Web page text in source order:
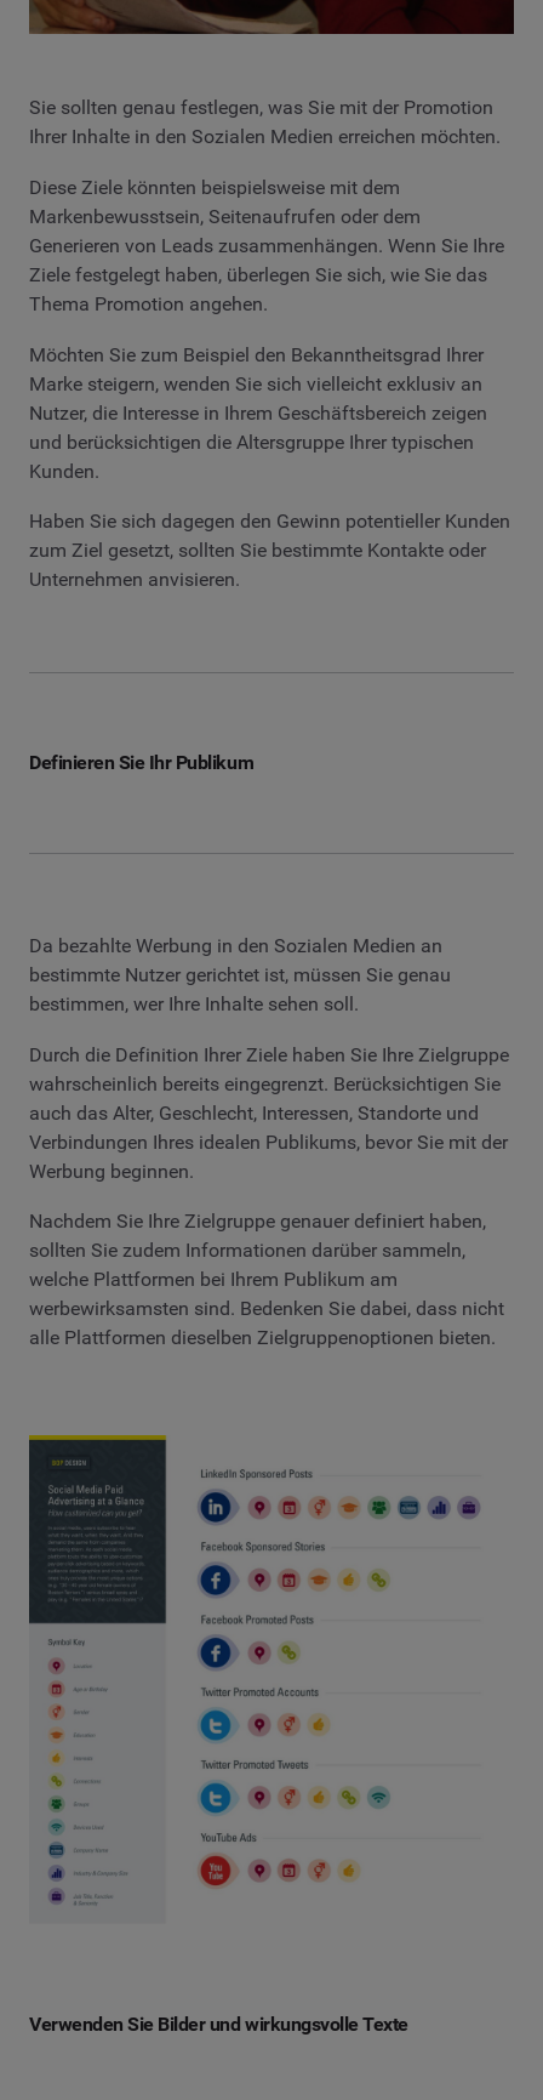
Sie sollten genau festlegen, was Sie mit der Promotion
Ihrer Inhalte in den Sozialen Medien erreichen möchten.
Diese Ziele könnten beispielsweise mit dem
Markenbewusstsein, Seitenaufrufen oder dem
Generieren von Leads zusammenhängen. Wenn Sie Ihre
Ziele festgelegt haben, überlegen Sie sich, wie Sie das
Thema Promotion angehen.
Möchten Sie zum Beispiel den Bekanntheitsgrad Ihrer
Marke steigern, wenden Sie sich vielleicht exklusiv an
Nutzer, die Interesse in Ihrem Geschäftsbereich zeigen
und berücksichtigen die Altersgruppe Ihrer typischen
Kunden.
Haben Sie sich dagegen den Gewinn potentieller Kunden
zum Ziel gesetzt, sollten Sie bestimmte Kontakte oder
Unternehmen anvisieren.
Definieren Sie Ihr Publikum
Da bezahlte Werbung in den Sozialen Medien an
bestimmte Nutzer gerichtet ist, müssen Sie genau
bestimmen, wer Ihre Inhalte sehen soll.
Durch die Definition Ihrer Ziele haben Sie Ihre Zielgruppe
wahrscheinlich bereits eingegrenzt. Berücksichtigen Sie
auch das Alter, Geschlecht, Interessen, Standorte und
Verbindungen Ihres idealen Publikums, bevor Sie mit der
Werbung beginnen.
Nachdem Sie Ihre Zielgruppe genauer definiert haben,
sollten Sie zudem Informationen darüber sammeln,
welche Plattformen bei Ihrem Publikum am
werbewirksamsten sind. Bedenken Sie dabei, dass nicht
alle Plattformen dieselben Zielgruppenoptionen bieten.
Verwenden Sie Bilder und wirkungsvolle Texte